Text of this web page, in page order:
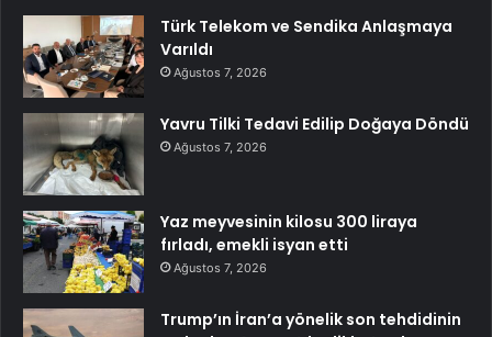
Türk Telekom ve Sendika Anlaşmaya
Varıldı
Ağustos 7, 2026
Yavru Tilki Tedavi Edilip Doğaya Döndü
Ağustos 7, 2026
Yaz meyvesinin kilosu 300 liraya
fırladı, emekli isyan etti
Ağustos 7, 2026
Trump’ın İran’a yönelik son tehdidinin